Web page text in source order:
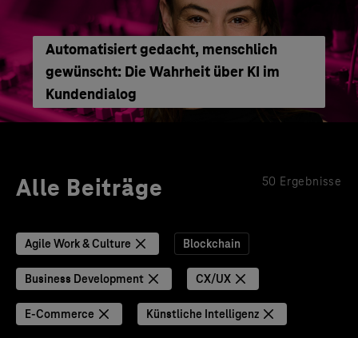
Automatisiert gedacht, menschlich
gewünscht: Die Wahrheit über KI im
Kundendialog
Alle Beiträge 50 Ergebnisse
Agile Work & Culture Blockchain
Business Development CX/UX
E-Commerce Künstliche Intelligenz